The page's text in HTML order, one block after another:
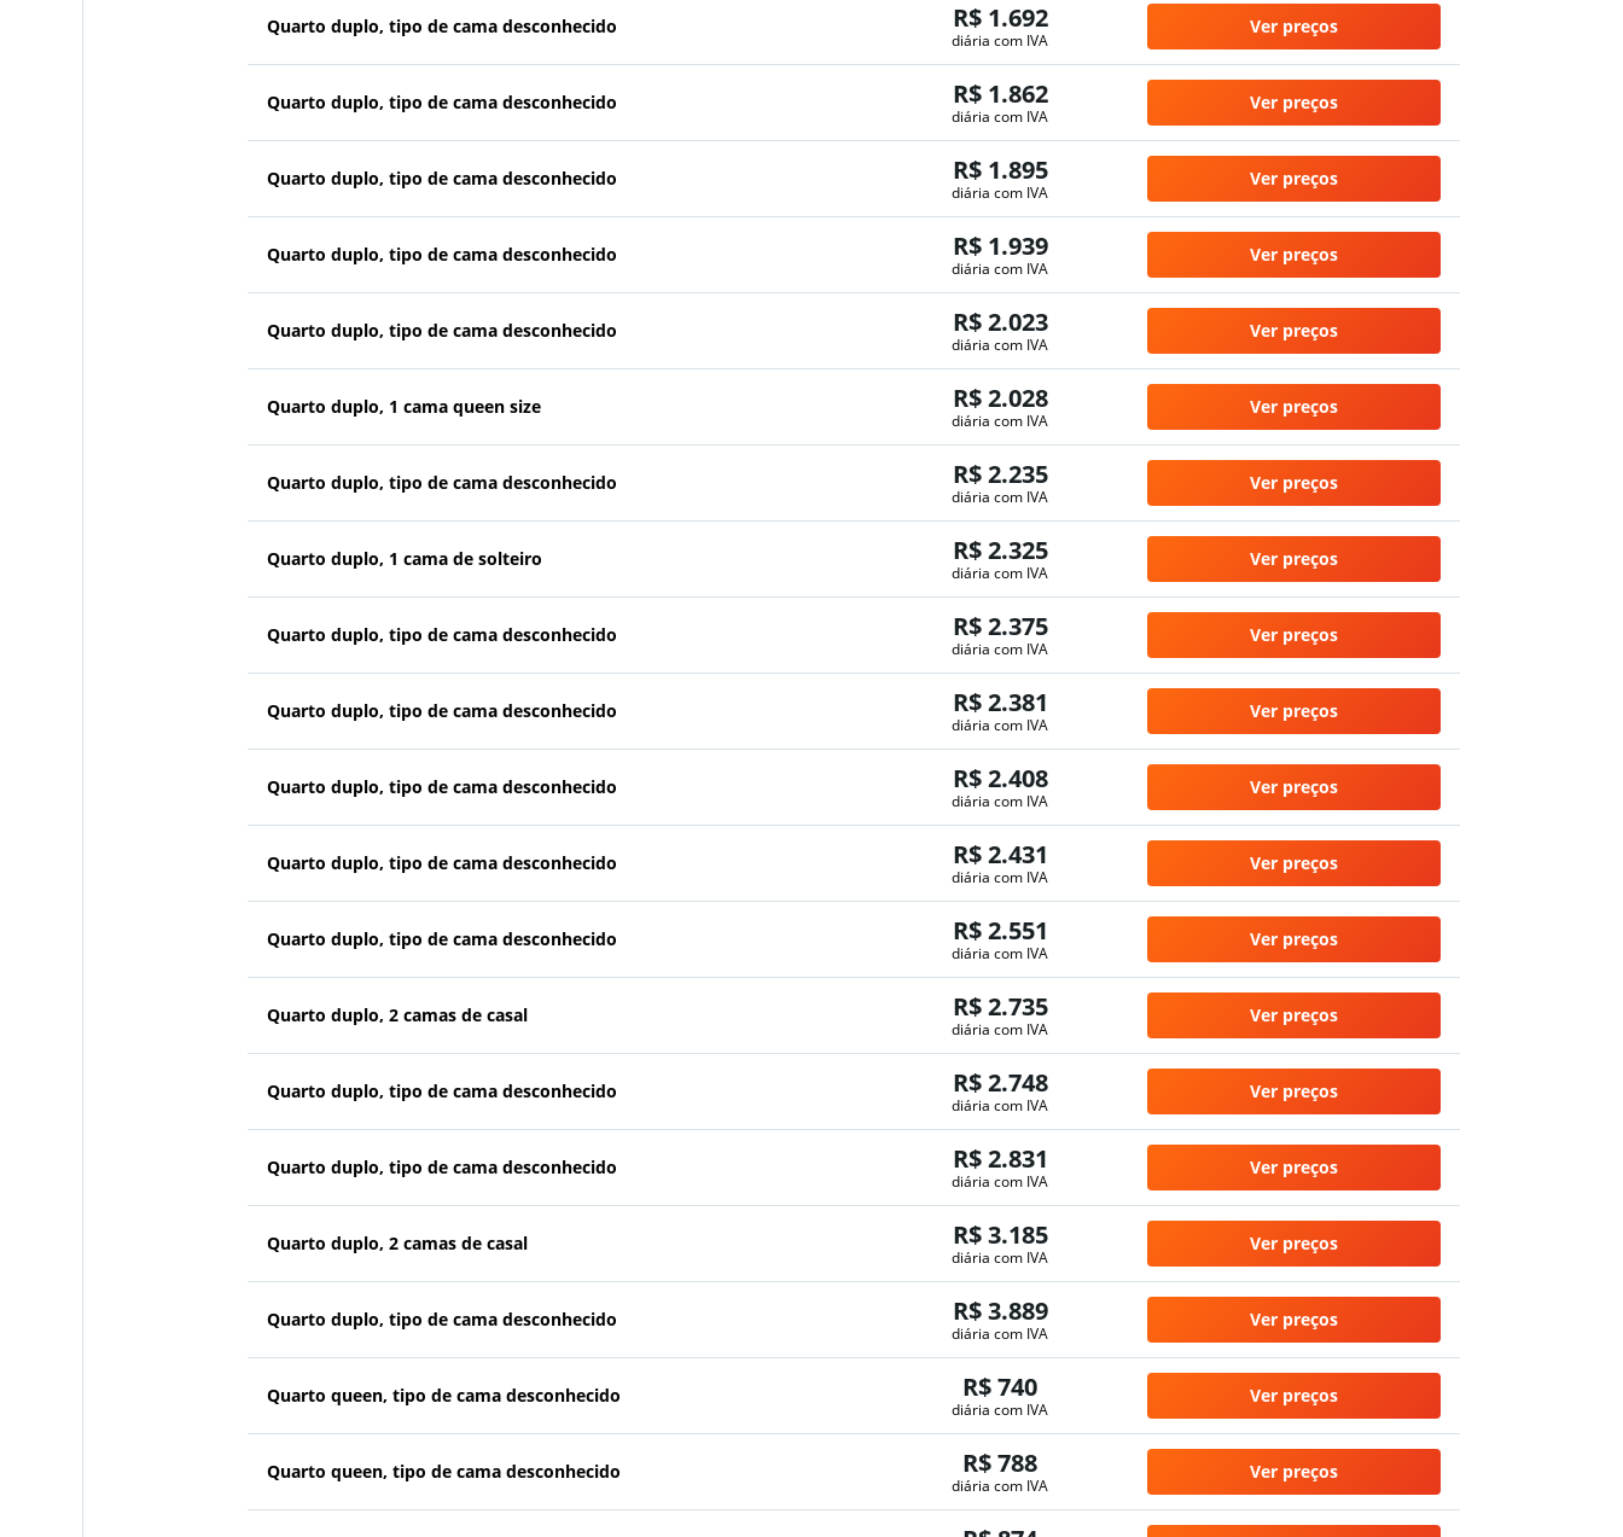
Quarto duplo, tipo de cama desconhecido R$ 1.692
diária com IVA
Ver preços
Quarto duplo, tipo de cama desconhecido R$ 1.862
diária com IVA
Ver preços
Quarto duplo, tipo de cama desconhecido R$ 1.895
diária com IVA
Ver preços
Quarto duplo, tipo de cama desconhecido R$ 1.939
diária com IVA
Ver preços
Quarto duplo, tipo de cama desconhecido R$ 2.023
diária com IVA
Ver preços
Quarto duplo, 1 cama queen size R$ 2.028
diária com IVA
Ver preços
Quarto duplo, tipo de cama desconhecido R$ 2.235
diária com IVA
Ver preços
Quarto duplo, 1 cama de solteiro R$ 2.325
diária com IVA
Ver preços
Quarto duplo, tipo de cama desconhecido R$ 2.375
diária com IVA
Ver preços
Quarto duplo, tipo de cama desconhecido R$ 2.381
diária com IVA
Ver preços
Quarto duplo, tipo de cama desconhecido R$ 2.408
diária com IVA
Ver preços
Quarto duplo, tipo de cama desconhecido R$ 2.431
diária com IVA
Ver preços
Quarto duplo, tipo de cama desconhecido R$ 2.551
diária com IVA
Ver preços
Quarto duplo, 2 camas de casal R$ 2.735
diária com IVA
Ver preços
Quarto duplo, tipo de cama desconhecido R$ 2.748
diária com IVA
Ver preços
Quarto duplo, tipo de cama desconhecido R$ 2.831
diária com IVA
Ver preços
Quarto duplo, 2 camas de casal R$ 3.185
diária com IVA
Ver preços
Quarto duplo, tipo de cama desconhecido R$ 3.889
diária com IVA
Ver preços
Quarto queen, tipo de cama desconhecido R$ 740
diária com IVA
Ver preços
Quarto queen, tipo de cama desconhecido R$ 788
diária com IVA
Ver preços